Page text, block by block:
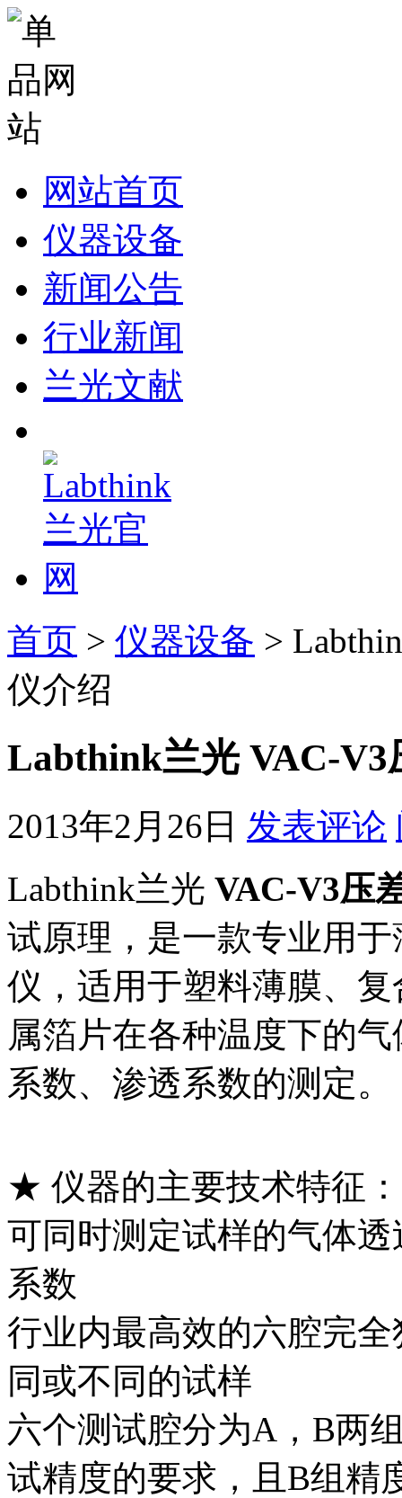
网站首页
仪器设备
新闻公告
行业新闻
兰光文献
首页 > 仪器设备 >
仪介绍
Labthink兰光 VAC-V3
2013年2月26日 发表评论
Labthink兰光 VAC-V3压
试原理，是一款专业用
仪，适用于塑料薄膜、
属箔片在各种温度下的
系数、渗透系数的测定。
★ 仪器的主要技术特征：
可同时测定试样的气体
系数
行业内最高效的六腔完
同或不同的试样
六个测试腔分为A，B两
试精度的要求，且B组精